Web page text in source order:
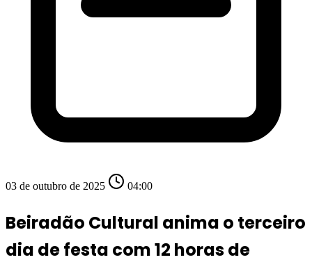
03 de outubro de 2025 04:00
Beiradão Cultural anima o terceiro
dia de festa com 12 horas de